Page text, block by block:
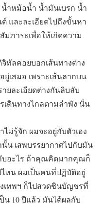
น้ำหม้อน้ำ น้ำมันเบรก น้ำ
และละเอียดไปถึงขั้นหา
ภาระเพื่อให้เกิดความ
จิทัลคอยบอกเส้นทางต่าง
เสมอ เพราะเส้นลากบน
ยละเอียดต่างกันลิบลับ
เดินทางไกลตามลำพัง นั่น
ไม่รู้จัก ผมจะอยู่กับตัวเอง
น เสพบรรยากาศไปกับมัน
บอะไร ถ้าคุณคิดมากคุณก็
หน ผมเป็นคนที่ปฏิบัติอยู่
เทพฯ ก็ไปสวดชินบัญชรที่
น 10 ปีแล้ว มันได้ผลกับ